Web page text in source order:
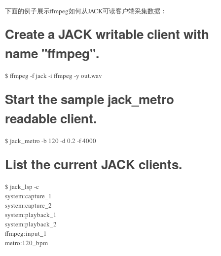
下面的例子展示ffmpeg如何从JACK可读客户端采集数据：
Create a JACK writable client with
name "ffmpeg".
$ ffmpeg -f jack -i ffmpeg -y out.wav
Start the sample jack_metro
readable client.
$ jack_metro -b 120 -d 0.2 -f 4000
List the current JACK clients.
$ jack_lsp -c
system:capture_1
system:capture_2
system:playback_1
system:playback_2
ffmpeg:input_1
metro:120_bpm